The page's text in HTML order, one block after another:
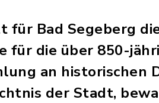
für Bad Segeberg
für die über 850-
an historischen
der Stadt,